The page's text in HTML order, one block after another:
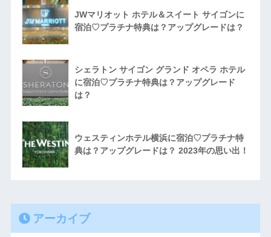
JWマリオット ホテル＆スイート サイゴンに
宿泊♡プラチナ特典は？アップグレードは？
シェラトン サイゴン グランド オペラ ホテル
に宿泊♡プラチナ特典は？アップグレード
は？
ウェスティンホテル横浜に宿泊♡プラチナ特
典は？アップグレードは？ 2023年の思い出！
アーカイブ